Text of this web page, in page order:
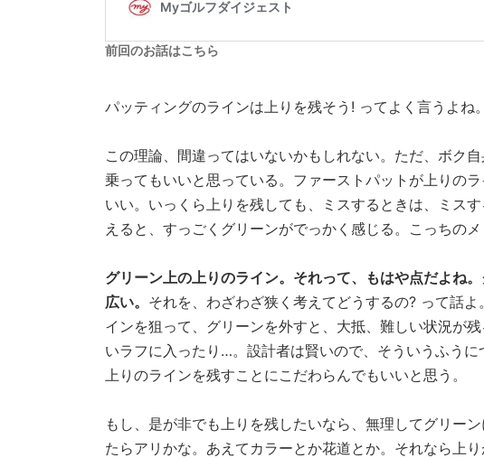
前回のお話はこちら
パッティングのラインは上りを残そう! ってよく言うよね
この理論、間違ってはいないかもしれない。ただ、ボク
乗ってもいいと思っている。ファーストパットが上りの
いい。いっくら上りを残しても、ミスするときは、ミス
えると、すっごくグリーンがでっかく感じる。こっちの
グリーン上の上りのライン。それって、もはや点だよね
広い。 それを、わざわざ狭く考えてどうするの? って話
インを狙って、グリーンを外すと、大抵、難しい状況が
いラフに入ったり…。設計者は賢いので、そういうふう
上りのラインを残すことにこだわらんでもいいと思う。
もし、是が非でも上りを残したいなら、無理してグリー
たらアリかな。あえてカラーとか花道とか。それなら上